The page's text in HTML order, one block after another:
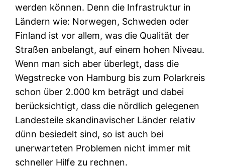
werden können. Denn die Infrastruktur in
Ländern wie: Norwegen, Schweden oder
Finland ist vor allem, was die Qualität der
Straßen anbelangt, auf einem hohen Niveau.
Wenn man sich aber überlegt, dass die
Wegstrecke von Hamburg bis zum Polarkreis
schon über 2.000 km beträgt und dabei
berücksichtigt, dass die nördlich gelegenen
Landesteile skandinavischer Länder relativ
dünn besiedelt sind, so ist auch bei
unerwarteten Problemen nicht immer mit
schneller Hilfe zu rechnen.